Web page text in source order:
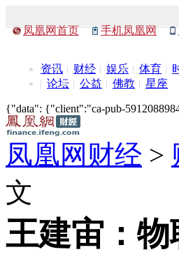
凤凰网首页 手机凤凰网
资讯 财经 娱乐 体育
论坛
公益 佛教 星座
{"data": {"client":"ca-pub-
凤凰网财经 >
文
王建宙：